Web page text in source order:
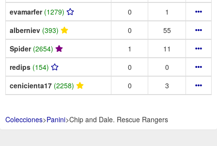
evamarfer (1279) 0
1
alberniev (393) 0
55
Spider (2654) 1
11
redips (154) 0
0
cenicienta17 (2258) 0 3
Colecciones>Panini>Chip and Dale. Rescue Rangers